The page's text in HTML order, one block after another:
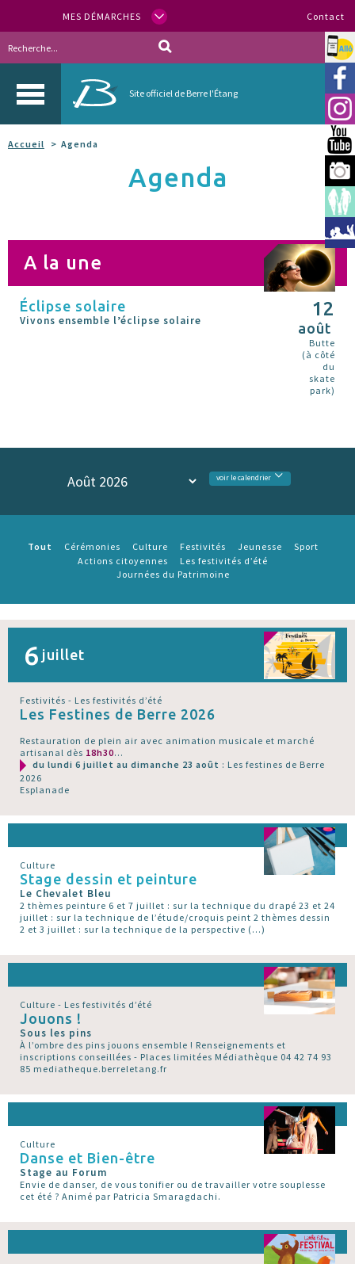
MES DÉMARCHES Contact
Site officiel de Berre l'Étang
Allo
Accueil Agenda
Agenda
A la une
Éclipse solaire
Vivons ensemble l’éclipse solaire
12
août
Butte
(à côté
du
skate
park)
voir le calendrier
Tout Cérémonies Culture Festivités Jeunesse
Sport
Actions citoyennes
Les festivités d’été
Journées du Patrimoine
6 juillet
Festivités - Les festivités d’été
Les Festines de Berre 2026
Restauration de plein air avec animation musicale et marché
artisanal dès 18h30...
du lundi 6 juillet au dimanche 23 août : Les festines de Berre
2026
Esplanade
Culture
Stage dessin et peinture
Le Chevalet Bleu
2 thèmes peinture 6 et 7 juillet : sur la technique du drapé 23 et 24
juillet : sur la technique de l’étude/croquis peint 2 thèmes dessin
2 et 3 juillet : sur la technique de la perspective (…)
Culture - Les festivités d’été
Jouons !
Sous les pins
À l’ombre des pins jouons ensemble ! Renseignements et
inscriptions conseillées - Places limitées Médiathèque 04 42 74 93
85 mediatheque.berreletang.fr
Culture
Danse et Bien-être
Stage au Forum
Envie de danser, de vous tonifier ou de travailler votre souplesse
cet été ? Animé par Patricia Smaragdachi.